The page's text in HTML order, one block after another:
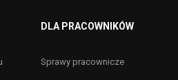
DLA PRACOWNIKÓW
Sprawy pracownicze